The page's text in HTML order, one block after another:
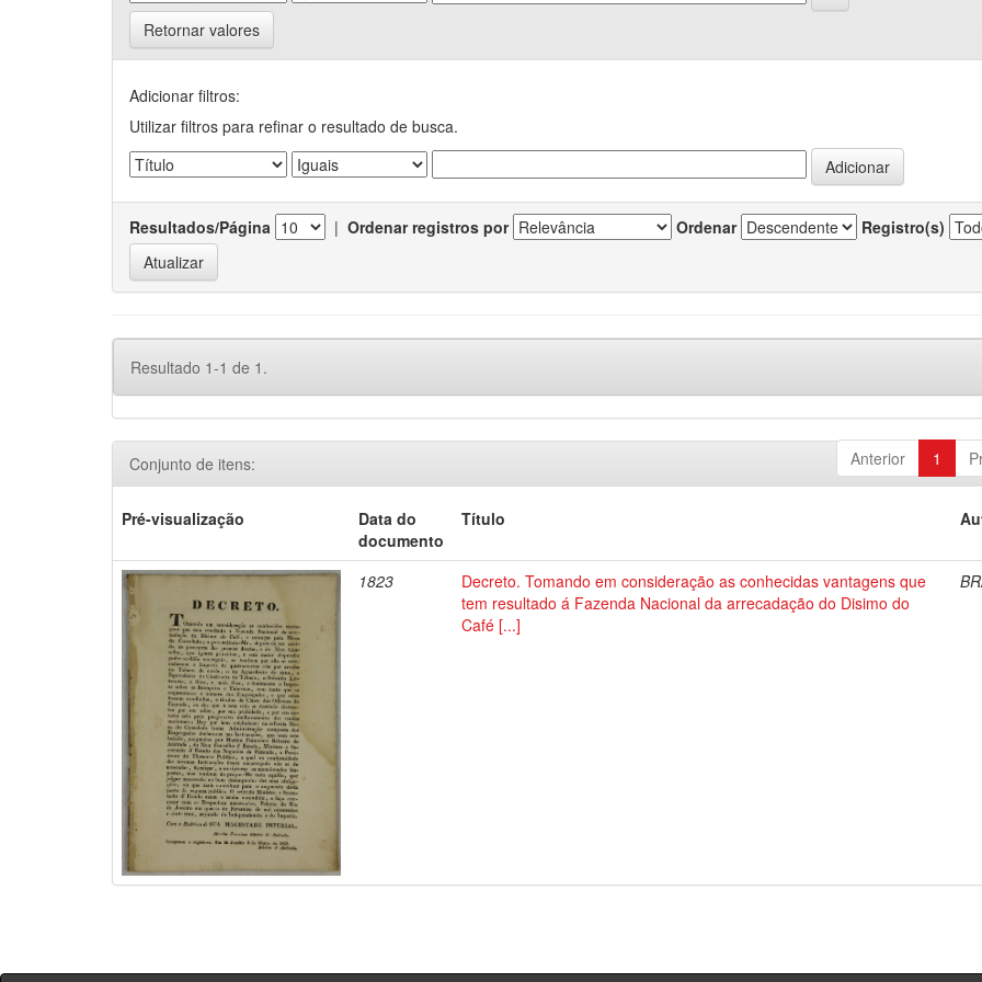
Retornar valores
Adicionar filtros:
Utilizar filtros para refinar o resultado de busca.
Resultados/Página | Ordenar registros por Ordenar Registro(s)
Resultado 1-1 de 1.
Anterior 1
Conjunto de itens:
Pré-visualização
Data do
documento
Título
1823
Decreto. Tomando em consideração as conhecidas vantagens que
tem resultado á Fazenda Nacional da arrecadação do Disimo do
Café [...]